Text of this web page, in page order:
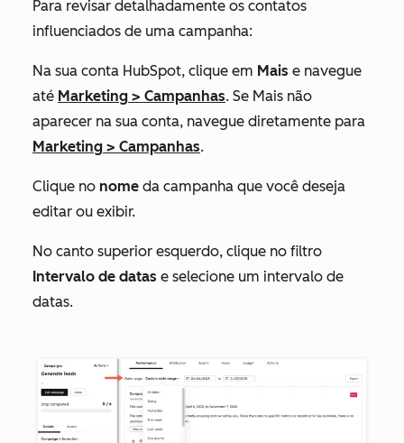
Para revisar detalhadamente os contatos
influenciados de uma campanha:
Na sua conta HubSpot, clique em Mais e navegue
até Marketing > Campanhas. Se Mais não
aparecer na sua conta, navegue diretamente para
Marketing > Campanhas.
Clique no nome da campanha que você deseja
editar ou exibir.
No canto superior esquerdo, clique no filtro
Intervalo de datas e selecione um intervalo de
datas.